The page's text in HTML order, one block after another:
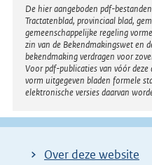
Disclaimer
De hier aangeboden pdf-
Tractatenblad, provinciaal blad,
gemeenschappelijke regeling
zin van de Bekendmakingswet en
bekendmaking verdragen voor
Voor pdf-publicaties van vóór
vorm uitgegeven bladen formele
elektronische versies daarvan
Over deze website